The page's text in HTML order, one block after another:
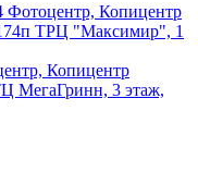
Фотоцентр, Копицентр
ТРЦ "Максимир", 1
Копицентр
МегаГринн, 3 этаж,